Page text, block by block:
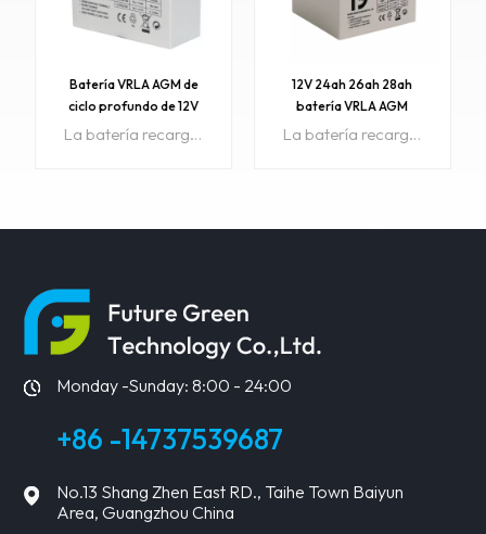
Batería VRLA AGM de
ciclo profundo de 12V
17ah 18ah 20ah 22ahLa batería recargable de plomo ácido sellada FGET (batería VRLA) es a prueba de fugas y no requiere mantenimiento. La superioridad de la batería VRLA se deriva de su tecnología de recombinación de oxígeno excepcionalmente eficiente.Artículo No:FGET 12V17AHColor:Colores personalizados gris negroPrecio:17Rango de precios:500~1000/$16,8La orden mínima:1Pago:T/T, Western Union, Paypal, etc.Puerto de embarque:Cantón/Shenzhen, ChinaRegión original:PorcelanaTiempo de espera:Aproximadamente 15 días hábilesMuestra:disponible
APRENDE
MÁS
12V 24ah 26ah 28ah
batería VRLA AGM
sellada de tipo corto con
La batería recargable de plomo ácido sellada FGET (batería VRLA) es a prueba de fugas y no requiere mantenimiento. La superioridad de la batería VRLA se deriva de su tecnología de recombinación de oxígeno excepcionalmente eficiente.Número de artículo: FGET 12V24AHColor:PersonalizadoPrecio:30.5Rango de precios: 500~1000/$29,5Orden mínima: 1Pago: T/T, Western Union, Paypal, etc.Puerto de envío: Guangzhou/Shenzhen, ChinaRegión original: ChinaPlazo de ejecución: alrededor de 15 días hábilesMuestra: disponible
Monday -Sunday: 8:00 - 24:00
+86 -14737539687
No.13 Shang Zhen East RD., Taihe Town Baiyun
Area, Guangzhou China